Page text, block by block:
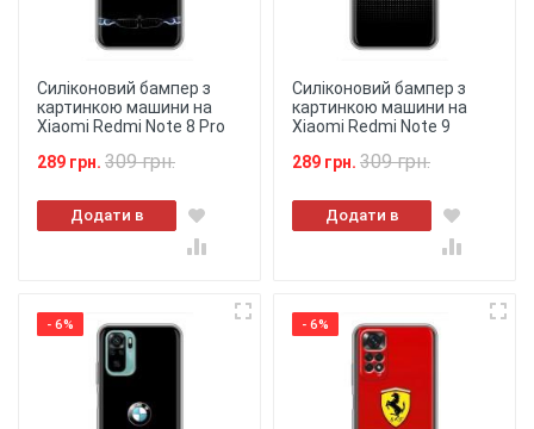
Силіконовий бампер з
картинкою машини на
Xiaomi Redmi Note 8 Pro
289 грн. 309 грн.
Додати в
кошик
Силіконовий бампер з
картинкою машини на
Xiaomi Redmi Note 9
289 грн. 309 грн.
Додати в
кошик
- 6% - 6%